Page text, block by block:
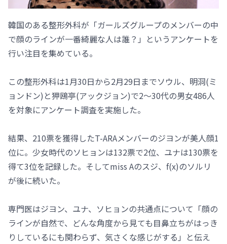
韓国のある整形外科が「ガールズグループのメンバーの中
で顔のラインが一番綺麗な人は誰？」というアンケートを
行い注目を集めている。
この整形外科は1月30日から2月29日までソウル、明洞(ミ
ョンドン)と狎鴎亭(アックジョン)で2～30代の男女486人
を対象にアンケート調査を実施した。
結果、210票を獲得したT-ARAメンバーのジヨンが美人顔1
位に。少女時代のソヒョンは132票で2位、ユナは130票を
得て3位を記録した。そしてmiss Aのスジ、f(x)のソルリ
が後に続いた。
専門医はジヨン、ユナ、ソヒョンの共通点について「顔の
ラインが自然で、どんな角度から見ても目鼻立ちがはっき
りしているにも関わらず、気さくな感じがする」と伝え